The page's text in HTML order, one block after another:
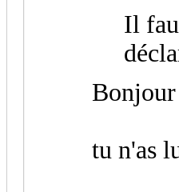
Il
tu n'as